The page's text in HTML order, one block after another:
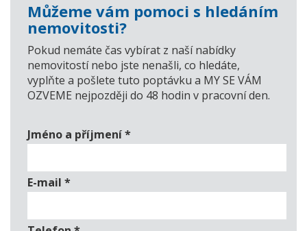
Můžeme vám pomoci s hledáním
nemovitosti?
Pokud nemáte čas vybírat z naší nabídky
nemovitostí nebo jste nenašli, co hledáte,
vyplňte a pošlete tuto poptávku a MY SE VÁM
OZVEME nejpozději do 48 hodin v pracovní den.
Jméno a příjmení*
E-mail *